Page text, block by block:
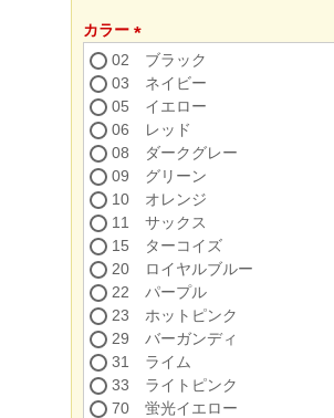
カラー
(必
須)
02 ブラック
03 ネイビー
05 イエロー
06 レッド
08 ダークグレー
09 グリーン
10 オレンジ
11 サックス
15 ターコイズ
20 ロイヤルブルー
22 パープル
23 ホットピンク
29 バーガンディ
31 ライム
33 ライトピンク
70 蛍光イエロー